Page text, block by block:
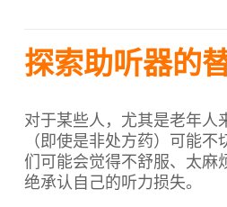
探索助听器的
对于某些人，尤其是老年人
（即使是非处方药）可能
们可能会觉得不舒服、太麻
绝承认自己的听力损失。